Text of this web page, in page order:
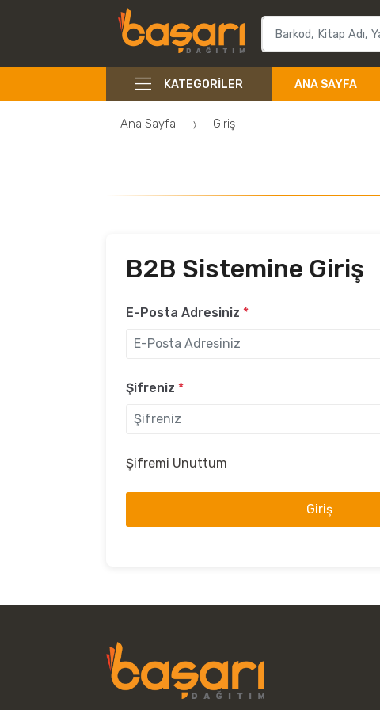
KATEGORILER ANA SAYFA
Ana Sayfa Giriş
B2B Sistemine Giriş
E-Posta Adresiniz*
Şifreniz*
Şifremi Unuttum
Giriş